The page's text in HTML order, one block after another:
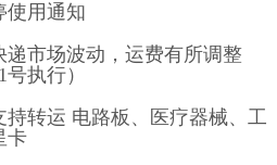
使用通知
递市场波动，运费有所调整
号执行）
持转运 电路板、医疗器械、工
卡